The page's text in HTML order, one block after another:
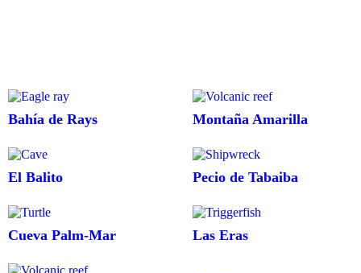
Bahía de Rays Montaña Amarilla
El Balito Pecio de Tabaiba
Cueva Palm-Mar Las Eras